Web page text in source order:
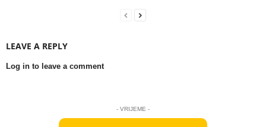
LEAVE A REPLY
Log in to leave a comment
- VRIJEME -